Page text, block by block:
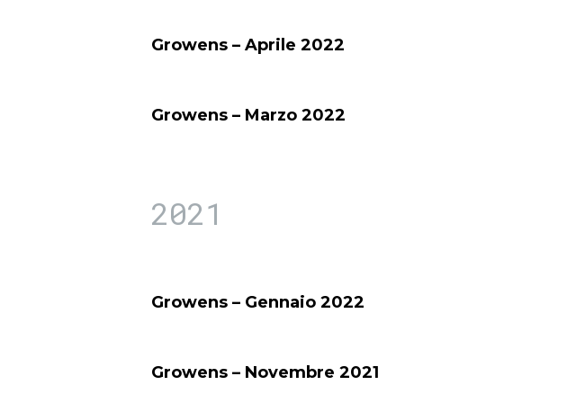
Growens – Aprile 2022
Growens – Marzo 2022
2021
Growens – Gennaio 2022
Growens – Novembre 2021